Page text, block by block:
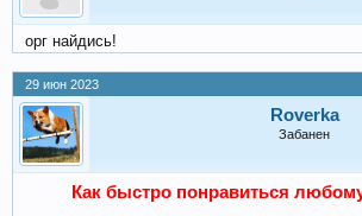
орг найдись!
29 июн 2023
Roverka
Забанен
Как быстро понравиться